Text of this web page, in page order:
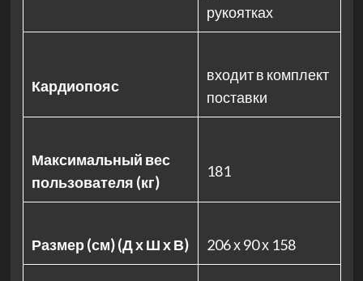
рукоятках
Кардиопояс
входит в комплект
поставки
Максимальный вес
пользователя (кг)
181
Размер (см) (Д х Ш х В) 206 х 90 х 158